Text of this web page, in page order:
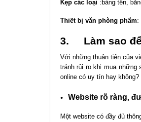
Kẹp các loại :bảng tên,
Thiết bị văn phòng phẩm:
3. Làm sao
Với những thuận tiện của
tránh rủi ro khi mua những
online có uy tín hay
Website rõ ràng,
Một website có đầy đủ